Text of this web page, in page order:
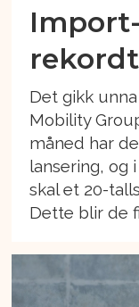
Det gikk
Mobility
måned har
lansering, og
skal et 20-
Dette blir de